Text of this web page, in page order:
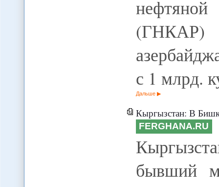
(ГНКАР)
с 1 млрд.
Дальше
Кыргызстан: В Бишкеке
FERGHANA.RU
бывший